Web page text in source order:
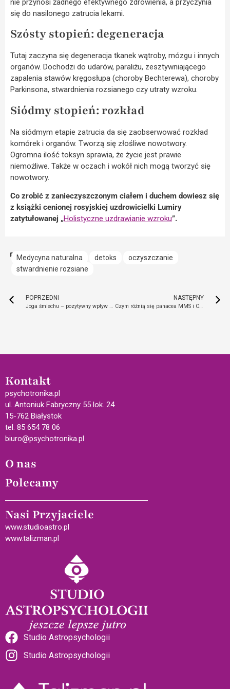
nie przynosi żadnego efektywnego zdrowienia, a przyczynia
się do nasilonego zatrucia lekami.
Szósty stopień: degeneracja
Tutaj zaczyna się degeneracja tkanek wątroby, mózgu i innych
organów. Dochodzi do udarów, paraliżu, zesztywniającego
zapalenia stawów kręgosłupa (choroby Bechterewa), choroby
Parkinsona, stwardnienia rozsianego czy utraty wzroku.
Siódmy stopień: rozkład
Na siódmym etapie zatrucia da się zaobserwować rozkład
komórek i organów. Tworzą się złośliwe nowotwory.
Ogromna ilość toksyn sprawia, że życie jest prawie
niemożliwe. Także w oczach i wokół nich mogą tworzyć się
nowotwory.
Co zrobić z zanieczyszczonym ciałem i duchem dowiesz się
z książki cenionej rosyjskiej uzdrowicielki Lumiry
zatytułowanej „Holistyczne uzdrawianie wzroku”.
Medycyna naturalna detoks
oczyszczanie
stwardnienie rozsiane
POPRZEDNI
Joga śmiechu – pozytywny wpływ śmiechu symulowanego
NASTĘPNY
Czym różnią się panacea MMS i CDL?
Kontakt
psychotronika.pl
ul. Antoniuk Fabryczny 55 lok. 24
15-762 Białystok
tel. 85 654 78 06
biuro@psychotronika.pl
O nas
Polecamy
Nasi Przyjaciele
www.studioastro.pl
www.talizman.pl
Studio Astropsychologii
Studio Astropsychologii